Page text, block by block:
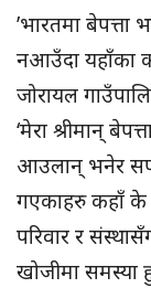
’भारतमा
नआउँदा यहाँका
जोरायल
‘मेरा श्रीमान्
आउलान् भनेर
गएकाहरु कहाँ के
परिवार र
खोजीमा समस्या